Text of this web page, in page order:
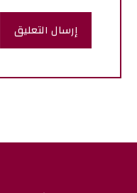
إرسال التعليق